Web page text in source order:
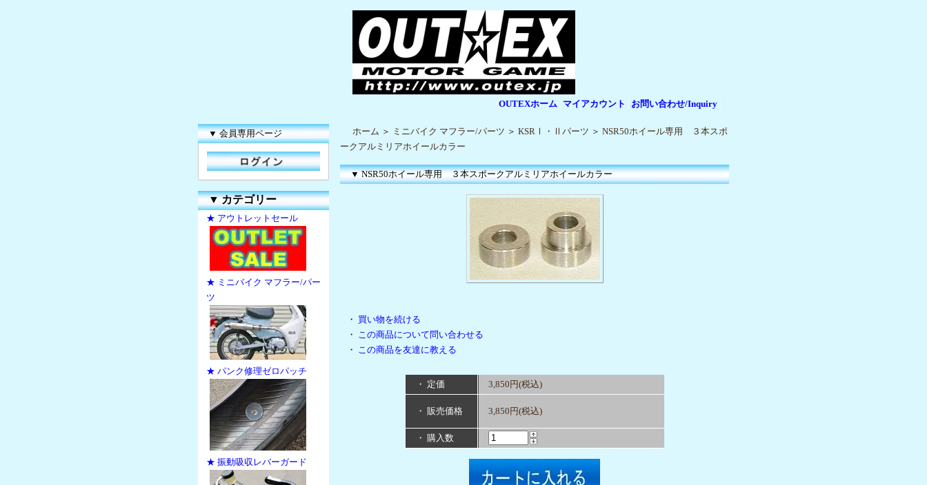
OUTEXホーム マイアカウント お問い合わせ/Inquiry
▼ 会員専用ページ
▼カテゴリー
★ アウトレットセール
★ ミニバイク マフラー/パー
ツ
★ パンク修理ゼロパッチ
★ 振動吸収レバーガード
ホーム ＞ ミニバイク マフラー/パーツ ＞ KSRⅠ・Ⅱパーツ ＞ NSR50ホイール専用 ３本スポ
ークアルミリアホイールカラー
▼ NSR50ホイール専用 ３本スポークアルミリアホイールカラー
・ 買い物を続ける
・ この商品について問い合わせる
・ この商品を友達に教える
・ 定価 3,850円(税込)
・ 販売価格 3,850円(税込)
・ 購入数